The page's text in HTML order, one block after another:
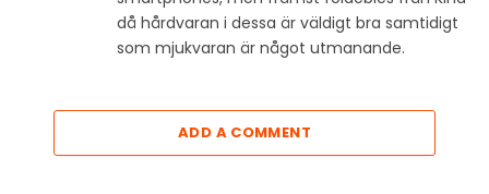
då hårdvaran i dessa är väldigt bra samtidigt
som mjukvaran är något utmanande.
ADD A COMMENT